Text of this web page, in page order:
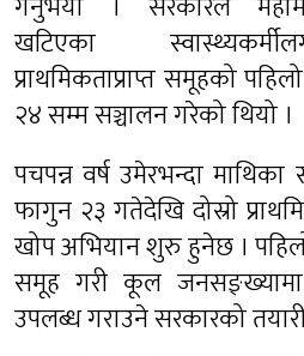
खटिएका
प्राथमिकताप्राप्त समूहको
२४ सम्म सञ्चालन गरेको थियो ।
पचपन्न वर्ष उमेरभन्दा
फागुन २३ गतेदेखि दोस्रो
खोप अभियान शुरु हुनेछ । पहिलो
समूह गरी कूल जनसङ्ख्यामा
उपलब्ध गराउने सरकारको